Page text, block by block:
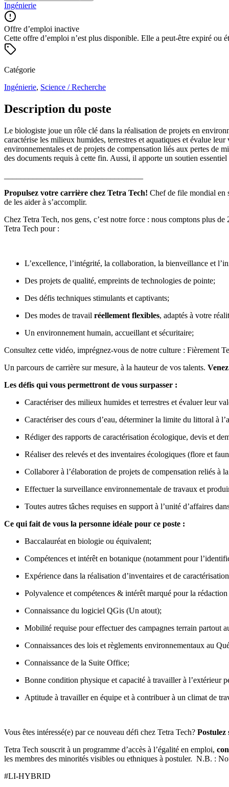
Ingénierie
Offre d’emploi inactive
Cette offre d’emploi n’est plus disponible. Elle a peut-être expiré ou
Catégorie
Ingénierie, Science / Recherche
Description du poste
Le biologiste joue un rôle clé dans la réalisation de projets en
caractérise les milieux humides, terrestres et aquatiques et évalue
environnementales et de projets de compensation liés aux pertes de
des documents requis à cette fin. Aussi, il apporte un soutien
Propulsez votre carrière chez Tetra Tech! Chef de file mondial en
de les aider à s’accomplir.
Chez Tetra Tech, nos gens, c’est notre force : nous comptons plus
Tetra Tech pour :
L’excellence, l’intégrité, la collaboration, la bienveillance et
Des projets de qualité, empreints de technologies de pointe;
Des défis techniques stimulants et captivants;
Des modes de travail réellement flexibles, adaptés à votre
Un environnement humain, accueillant et sécuritaire;
Consultez cette vidéo, imprégnez-vous de notre culture : Fièrement
Un parcours de carrière sur mesure, à la hauteur de vos talents.
Les défis qui vous permettront de vous surpasser :
Caractériser des milieux humides et terrestres et évaluer leur
Caractériser des cours d’eau, déterminer la limite du littoral à
Rédiger des rapports de caractérisation écologique, devis et
Réaliser des relevés et des inventaires écologiques (flore et
Collaborer à l’élaboration de projets de compensation reliés à
Effectuer la surveillance environnementale de travaux et
Toutes autres tâches requises en support à l’unité d’affaires
Ce qui fait de vous la personne idéale pour ce poste :
Baccalauréat en biologie ou équivalent;
Compétences et intérêt en botanique (notamment pour
Expérience dans la réalisation d’inventaires et de
Polyvalence et compétences & intérêt marqué pour la
Connaissance du logiciel QGis (Un atout);
Mobilité requise pour effectuer des campagnes terrain partout
Connaissances des lois et règlements environnementaux au
Connaissance de la Suite Office;
Bonne condition physique et capacité à travailler à l’extérieur
Aptitude à travailler en équipe et à contribuer à un climat de
Vous êtes intéressé(e) par ce nouveau défi chez Tetra Tech? Postulez
Tetra Tech souscrit à un programme d’accès à l’égalité en emploi,
les membres des minorités visibles ou ethniques à postuler. N.B. :
#LI-HYBRID